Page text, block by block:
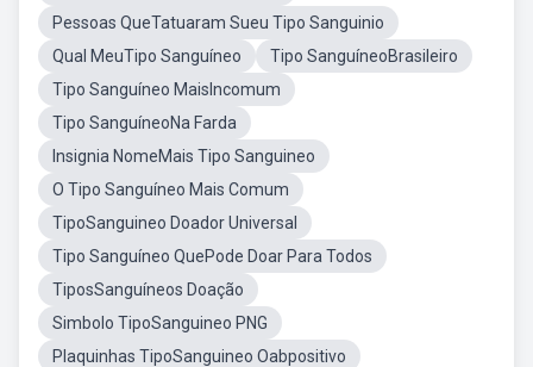
Pessoas QueTatuaram Sueu Tipo Sanguinio
Qual MeuTipo Sanguíneo
Tipo SanguíneoBrasileiro
Tipo Sanguíneo MaisIncomum
Tipo SanguíneoNa Farda
Insignia NomeMais Tipo Sanguineo
O Tipo Sanguíneo Mais Comum
TipoSanguineo Doador Universal
Tipo Sanguíneo QuePode Doar Para Todos
TiposSanguíneos Doação
Simbolo TipoSanguineo PNG
Plaquinhas TipoSanguineo Oabpositivo